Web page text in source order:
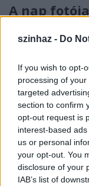
szinhaz - Do
If you wish to opt-
processing of
targeted
section to confirm
opt-out request is
interest-based
us or personal
your opt-out. You
disclosure of your
IAB’s list of
A nap
Gáspár Ildikó
legsötétebb
Pogány Judittal.